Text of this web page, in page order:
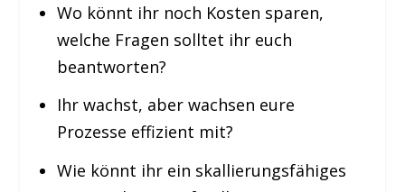
Wo könnt ihr noch Kosten sparen,
welche Fragen solltet ihr euch
beantworten?
Ihr wachst, aber wachsen eure
Prozesse effizient mit?
Wie könnt ihr ein skallierungsfähiges